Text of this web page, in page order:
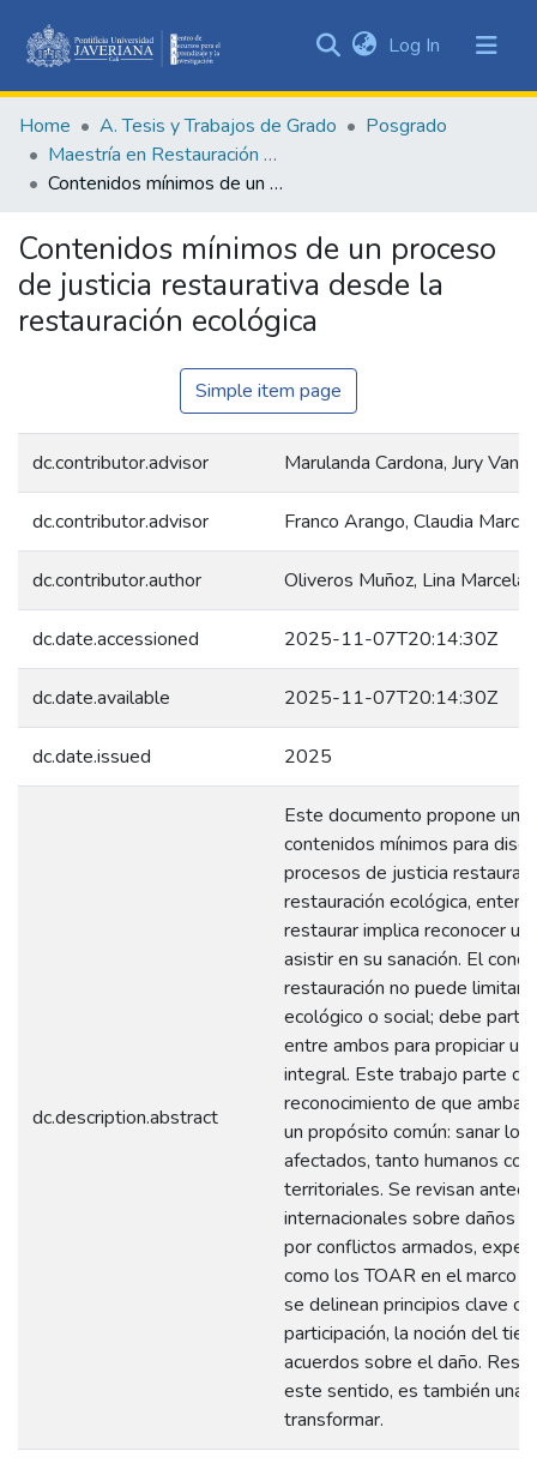
&
Collections
Statistics
Log In (current)
Home A. Tesis y Trabajos de Grado
Posgrado
Maestría en Restauración Ecológica
Contenidos mínimos de un proceso de justicia restaurativa desde la restauración ecológica
Contenidos mínimos de un proceso
de justicia restaurativa desde la
restauración ecológica
Simple item page
dc.contributor.advisor Marulanda Cardona, Jury
dc.contributor.advisor Franco Arango, Claudia
dc.contributor.author Oliveros Muñoz, Lina Marcela
dc.date.accessioned 2025-11-07T20:14:30Z
dc.date.available 2025-11-07T20:14:30Z
dc.date.issued 2025
dc.description.abstract
Este documento propone una
contenidos mínimos para
procesos de justicia
restauración ecológica,
restaurar implica reconocer un
asistir en su sanación. El
restauración no puede
ecológico o social; debe partir
entre ambos para propiciar
integral. Este trabajo parte del
reconocimiento de que
un propósito común: sanar los
afectados, tanto humanos
territoriales. Se revisan
internacionales sobre daños
por conflictos armados,
como los TOAR en el marco
se delinean principios clave
participación, la noción del
acuerdos sobre el daño.
este sentido, es también una
transformar.